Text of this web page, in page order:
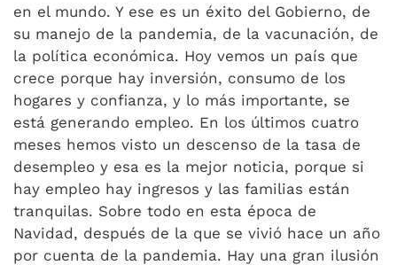
en el mundo. Y ese es un éxito del Gobierno, de
su manejo de la pandemia, de la vacunación, de
la política económica. Hoy vemos un país que
crece porque hay inversión, consumo de los
hogares y confianza, y lo más importante, se
está generando empleo. En los últimos cuatro
meses hemos visto un descenso de la tasa de
desempleo y esa es la mejor noticia, porque si
hay empleo hay ingresos y las familias están
tranquilas. Sobre todo en esta época de
Navidad, después de la que se vivió hace un año
por cuenta de la pandemia. Hay una gran ilusión